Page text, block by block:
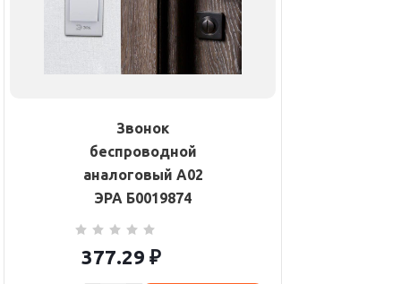
Звонок
беспроводной
аналоговый A02
ЭРА Б0019874
377.29 ₽